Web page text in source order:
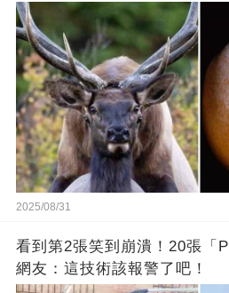
2025/08/31
看到第2張笑到崩潰！20張「
網友：這技術該報警了吧！